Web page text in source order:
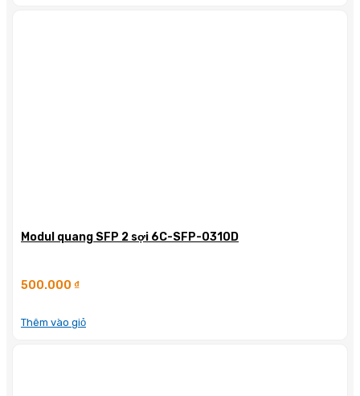
Modul quang SFP 2 sợi 6C-SFP-0310D
500.000 ₫
Thêm vào giỏ